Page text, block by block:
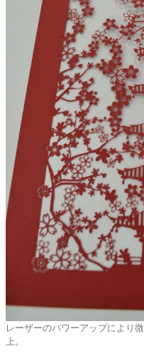
レーザーのパワーアップにより
上。